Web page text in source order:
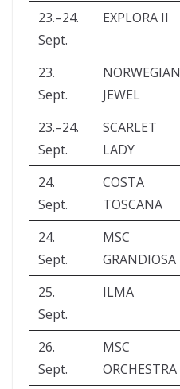
23.–24.
Sept.
EXPLORA II
23.
Sept.
NORWEGIAN
JEWEL
23.–24.
Sept.
SCARLET
LADY
24.
Sept.
COSTA
TOSCANA
24.
Sept.
MSC
GRANDIOSA
25.
Sept.
ILMA
26.
Sept.
MSC
ORCHESTRA